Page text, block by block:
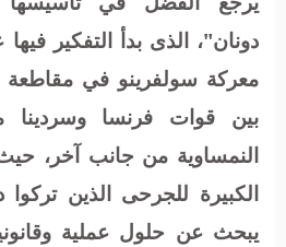
دونان"، الذى بدأ التفكير
معركة سولفرينو في مقاطعة
بين قوات فرنسا وسردينا
النمساوية من جانب آخر، حيث
الكبيرة للجرحى الذين
يبحث عن حلول عملية